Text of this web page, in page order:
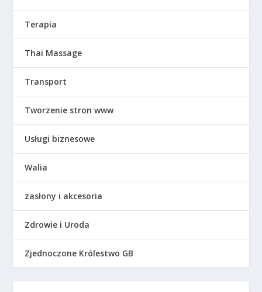
Terapia
Thai Massage
Transport
Tworzenie stron www
Usługi biznesowe
Walia
zasłony i akcesoria
Zdrowie i Uroda
Zjednoczone Królestwo GB